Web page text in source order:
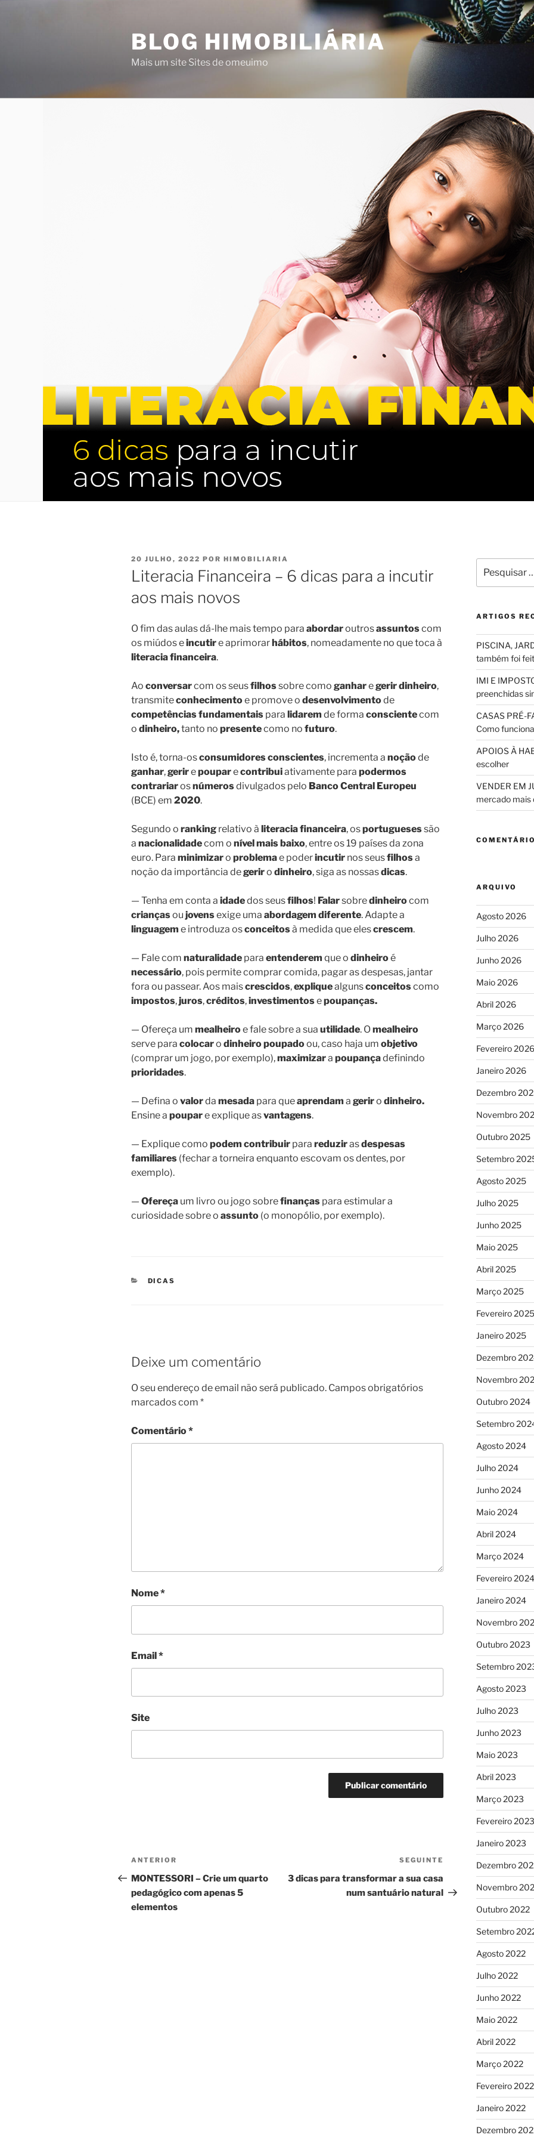
BLOG HIMOBILIÁRIA
Mais um site Sites de omeuimo
PUBLICADO
EM
20 JULHO, 2022 POR HIMOBILIARIA
Literacia Financeira – 6 dicas para a incutir
aos mais novos
O fim das aulas dá-lhe mais tempo para abordaroutrosassuntoscom
os miúdos eincutire aprimorar hábitos, nomeadamente no que toca à
literacia financeira.
Ao conversarcom os seusfilhossobre como ganharegerirdinheiro,
transmiteconhecimentoe promove o desenvolvimentode
competênciasfundamentais para lidarem de forma conscientecom
o dinheiro,tanto no presentecomo no futuro.
Isto é, torna-osconsumidores conscientes, incrementa a noçãode
ganhar,gerirepouparecontribuiativamente para podermos
contrariarosnúmerosdivulgados pelo Banco Central Europeu
(BCE) em 2020.
Segundo o ranking relativo à literacia financeira, osportuguesessão
a nacionalidadecom o nível mais baixo, entre os 19 países da zona
euro. Para minimizaro problemae poderincutir nos seusfilhosa
noção da importância degeriro dinheiro, siga as nossasdicas.
— Tenha em conta a idadedos seusfilhos! Falarsobredinheirocom
criançasou jovensexige uma abordagem diferente. Adapte a
linguagem e introduza osconceitosà medida que elescrescem.
— Fale com naturalidade para entenderem que o dinheiroé
necessário, pois permite comprar comida, pagar as despesas, jantar
fora ou passear. Aos maiscrescidos,expliquealgunsconceitoscomo
impostos,juros,créditos,investimentosepoupanças.
— Ofereça um mealheiroe fale sobre a sua utilidade. Omealheiro
serve para colocaro dinheiro poupadoou, caso haja um objetivo
(comprar um jogo, por exemplo),maximizara poupançadefinindo
prioridades.
— Defina o valorda mesada para queaprendam a geriro dinheiro.
Ensine a poupare explique asvantagens.
— Explique como podem contribuir para reduzirasdespesas
familiares (fechar a torneira enquanto escovam os dentes, por
exemplo).
— Ofereça um livro ou jogo sobrefinanças para estimular a
curiosidade sobre o assunto (o monopólio, por exemplo).
CATEGORIAS
DICAS
Deixe um comentário
O seu endereço de email não será publicado. Campos obrigatórios
marcados com *
Comentário*
Nome*
Email*
Site
Navegação
de
artigos
Conteúdo
anterior
ANTERIOR
MONTESSORI – Crie um quarto
pedagógico com apenas 5
elementos
Conteúdo
seguinte
SEGUINTE
3 dicas para transformar a sua casa
num santuário natural
por:
ARTIGOS
PISCINA,
também foi
IMI E
preenchidas
CASAS PRÉ-
Como
APOIOS À
escolher
VENDER EM
mercado mais
ARQUIVO
Agosto 2026
Julho 2026
Junho 2026
Maio 2026
Abril 2026
Março 2026
Fevereiro 2026
Janeiro 2026
Dezembro
Novembro
Outubro 2025
Setembro
Agosto 2025
Julho 2025
Junho 2025
Maio 2025
Abril 2025
Março 2025
Fevereiro 2025
Janeiro 2025
Dezembro
Novembro
Outubro 2024
Setembro
Agosto 2024
Julho 2024
Junho 2024
Maio 2024
Abril 2024
Março 2024
Fevereiro 2024
Janeiro 2024
Novembro
Outubro 2023
Setembro
Agosto 2023
Julho 2023
Junho 2023
Maio 2023
Abril 2023
Março 2023
Fevereiro 2023
Janeiro 2023
Dezembro
Novembro
Outubro 2022
Setembro
Agosto 2022
Julho 2022
Junho 2022
Maio 2022
Abril 2022
Março 2022
Fevereiro 2022
Janeiro 2022
Dezembro